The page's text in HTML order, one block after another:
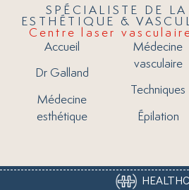
SPÉCIALISTE DE
ESTHÉTIQUE &
Centre laser
Accueil
Dr Galland
Médecine
esthétique
Médecine
vasculaire
Techniques
Épilation